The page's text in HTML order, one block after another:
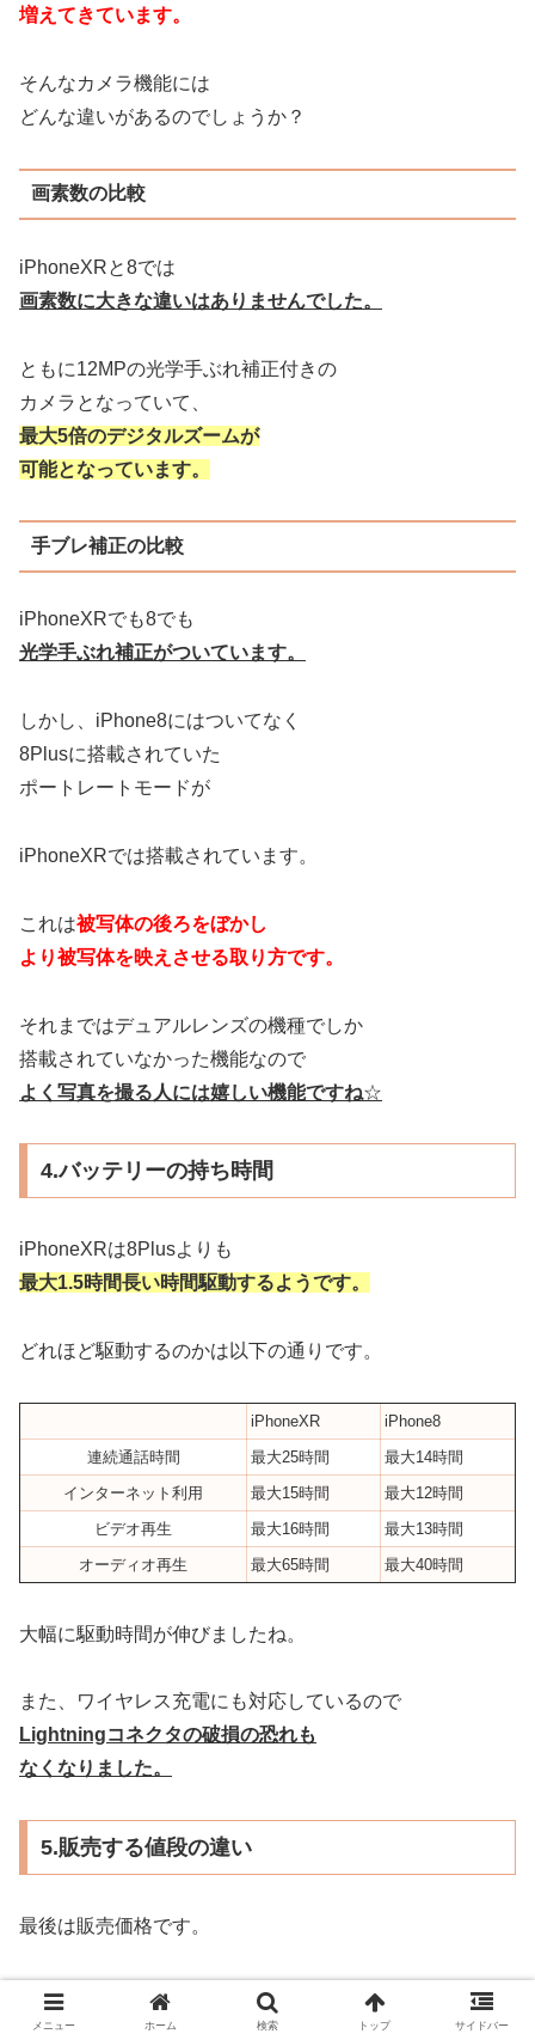
増えてきています。
そんなカメラ機能には
どんな違いがあるのでしょうか？
画素数の比較
iPhoneXRと8では
画素数に大きな違いはありませんでした。
ともに12MPの光学手ぶれ補正付きの
カメラとなっていて、
最大5倍のデジタルズームが
可能となっています。
手ブレ補正の比較
iPhoneXRでも8でも
光学手ぶれ補正がついています。
しかし、iPhone8にはついてなく
8Plusに搭載されていた
ポートレートモードが
iPhoneXRでは搭載されています。
これは被写体の後ろをぼかし
より被写体を映えさせる取り方です。
それまではデュアルレンズの機種でしか
搭載されていなかった機能なので
よく写真を撮る人には嬉しい機能ですね☆
4.バッテリーの持ち時間
iPhoneXRは8Plusよりも
最大1.5時間長い時間駆動するようです。
どれほど駆動するのかは以下の通りです。
iPhoneXR
iPhone8
連続通話時間
最大25時間
最大14時間
インターネット利用
最大15時間
最大12時間
ビデオ再生
最大16時間
最大13時間
オーディオ再生
最大65時間 最大40時間
大幅に駆動時間が伸びましたね。
また、ワイヤレス充電にも対応しているので
Lightningコネクタの破損の恐れも
なくなりました。
5.販売する値段の違い
最後は販売価格です。
iPhoneを一括で買う人だけでなく
分割で買う人も月々の金額が変わるため
メニュー ホーム 検索 トップ サイドバー